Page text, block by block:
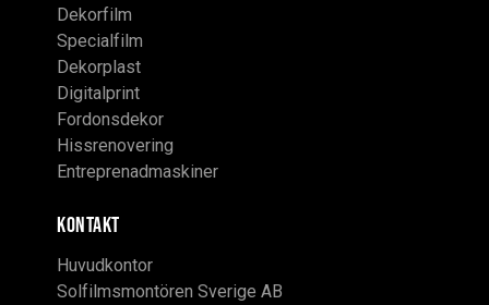
Dekorfilm
Specialfilm
Dekorplast
Digitalprint
Fordonsdekor
Hissrenovering
Entreprenadmaskiner
KONTAKT
Huvudkontor
Solfilmsmontören Sverige AB